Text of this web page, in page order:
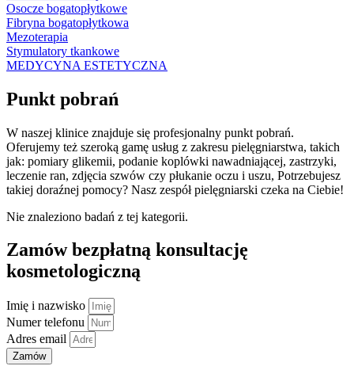
Osocze bogatopłytkowe
Fibryna bogatopłytkowa
Mezoterapia
Stymulatory tkankowe
MEDYCYNA ESTETYCZNA
Punkt pobrań
W naszej klinice znajduje się profesjonalny punkt pobrań.
Oferujemy też szeroką gamę usług z zakresu pielęgniarstwa, takich
jak: pomiary glikemii, podanie koplówki nawadniającej, zastrzyki,
leczenie ran, zdjęcia szwów czy płukanie oczu i uszu, Potrzebujesz
takiej doraźnej pomocy? Nasz zespół pielęgniarski czeka na Ciebie!
Nie znaleziono badań z tej kategorii.
Zamów bezpłatną konsultację
kosmetologiczną
Imię i nazwisko
Numer telefonu
Adres email
Zamów